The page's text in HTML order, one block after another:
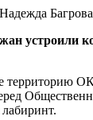
Надежда Багрова
устроили
территорию